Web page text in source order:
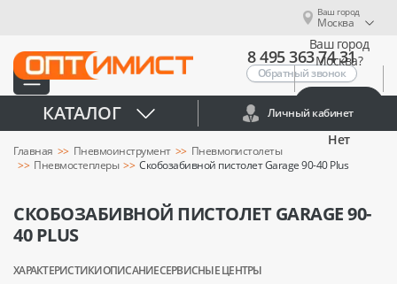
Ваш город
Москва
Ваш город
Москва?
Нет
8 495 363 74 31
Обратный звонок
КАТАЛОГ Личный кабинет
Главная Пневмоинструмент
Пневмопистолеты
Пневмостеплеры
Скобозабивной пистолет Garage 90-40 Plus
СКОБОЗАБИВНОЙ ПИСТОЛЕТ GARAGE 90-
40 PLUS
ХАРАКТЕРИСТИКИОПИСАНИЕСЕРВИСНЫЕ ЦЕНТРЫ